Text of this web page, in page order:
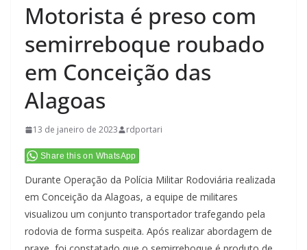
Motorista é preso com
semirreboque roubado
em Conceição das
Alagoas
13 de janeiro de 2023 rdportari
Share this on WhatsApp
Durante Operação da Polícia Militar Rodoviária realizada
em Conceição da Alagoas, a equipe de militares
visualizou um conjunto transportador trafegando pela
rodovia de forma suspeita. Após realizar abordagem de